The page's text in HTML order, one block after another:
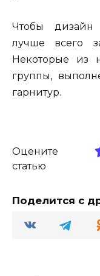
Чтобы
лучше всего
Некоторые из
группы,
гарнитур.
Оцените
статью
Поделится с